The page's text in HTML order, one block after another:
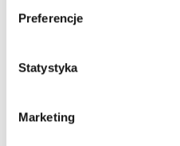
Preferencje
Statystyka
Marketing